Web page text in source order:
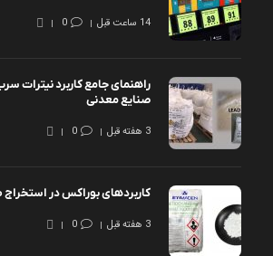
14 ساعت قبل 0
راهنمای جامع کاربرد نیترات
صنایع معدنی
3 هفته قبل 0
کاربردهای بوراکس در استخراج
3 هفته قبل 0